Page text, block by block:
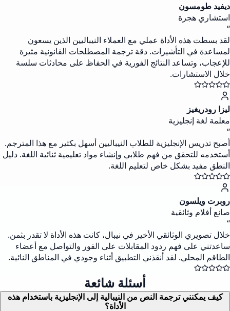
ديفيد طومسون
استشاري هجرة
“
لقد بسطت هذه الأداة عملي مع العملاء النيباليين الذين يسعون
لمساعدة في التأشيرات. دقة ترجمة المصطلحات القانونية مثيرة
للإعجاب، وتساعد النتائج الفورية في الحفاظ على محادثات سلسة
خلال الاستشارات.
ليزا رودريغيز
معلمة لغة إنجليزية
“
أصبح تدريس الإنجليزية للطلاب النيباليين أسهل بكثير مع هذا المترجم.
أستخدمه للتحقق من فهم طلابي وإنشاء مواد تعليمية ثنائية اللغة. دليل
النطق مفيد بشكل خاص لتعليم اللغة.
روبرت ويلسون
صانع أفلام وثائقية
“
خلال تصويري الوثائقي الأخير في نيبال، كانت هذه الأداة لا تقدر بثمن.
ساعدتني على فهم ردود المقابلات على الفور والتواصل مع أعضاء
الطاقم المحلي. لقد أنقذني التطبيق أثناء وجودي في المناطق النائية.
أسئلة شائعة
كيف يمكنني ترجمة النص من النيبالية إلى الإنجليزية باستخدام هذه
الأداة؟